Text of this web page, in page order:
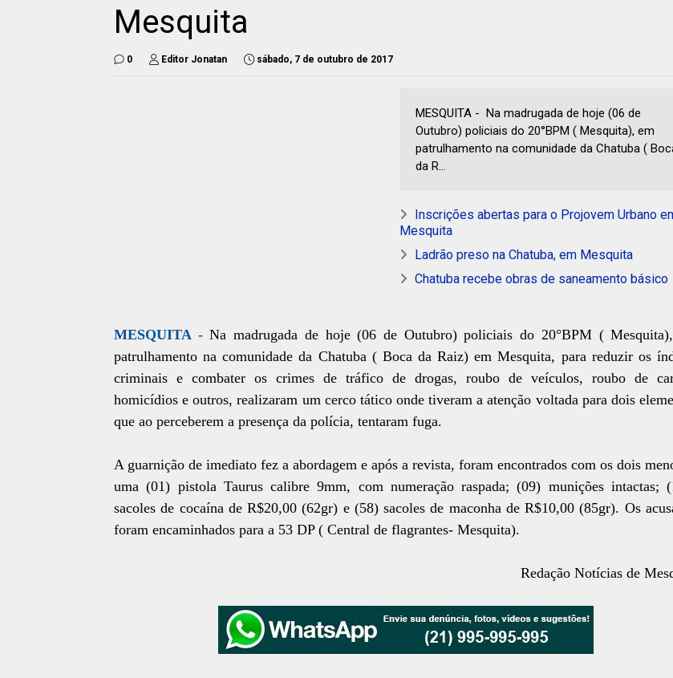
Mesquita
0 Editor Jonatan sábado, 7 de outubro de 2017
MESQUITA - Na madrugada de hoje (06 de
Outubro) policiais do 20°BPM ( Mesquita), em
patrulhamento na comunidade da Chatuba (
da R...
Inscrições abertas para o Projovem Urbano
Mesquita
Ladrão preso na Chatuba, em Mesquita
Chatuba recebe obras de saneamento básico
MESQUITA -Na madrugada de hoje (06 de Outubro) policiais do 20°BPM (
patrulhamento na comunidade da Chatuba ( Boca da Raiz) em Mesquita, para reduzir os
criminais e combater os crimes de tráfico de drogas, roubo de veículos, roubo de
homicídios e outros, realizaram um cerco tático onde tiveram a atenção voltada para dois
que ao perceberem a presença da polícia, tentaram fuga.
A guarnição de imediato fez a abordagem e após a revista, foram encontrados com os dois
uma (01) pistola Taurus calibre 9mm, com numeração raspada; (09) munições intactas;
sacoles de cocaína de R$20,00 (62gr) e (58) sacoles de maconha de R$10,00 (85gr). Os
foram encaminhados para a 53 DP ( Central de flagrantes- Mesquita).
Redação Notícias de